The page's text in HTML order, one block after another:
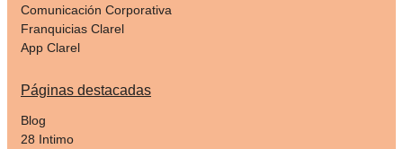
Comunicación Corporativa
Franquicias Clarel
App Clarel
Páginas destacadas
Blog
28 Intimo